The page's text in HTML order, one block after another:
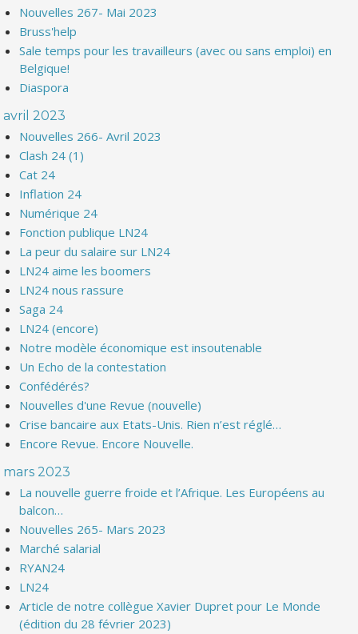
Nouvelles 267- Mai 2023
Bruss'help
Sale temps pour les travailleurs (avec ou sans emploi) en
Belgique!
Diaspora
avril 2023
Nouvelles 266- Avril 2023
Clash 24 (1)
Cat 24
Inflation 24
Numérique 24
Fonction publique LN24
La peur du salaire sur LN24
LN24 aime les boomers
LN24 nous rassure
Saga 24
LN24 (encore)
Notre modèle économique est insoutenable
Un Echo de la contestation
Confédérés?
Nouvelles d'une Revue (nouvelle)
Crise bancaire aux Etats-Unis. Rien n’est réglé…
Encore Revue. Encore Nouvelle.
mars 2023
La nouvelle guerre froide et l’Afrique. Les Européens au
balcon…
Nouvelles 265- Mars 2023
Marché salarial
RYAN24
LN24
Article de notre collègue Xavier Dupret pour Le Monde
(édition du 28 février 2023)